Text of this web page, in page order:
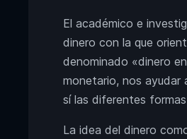
El académico e
dinero con la que
denominado «dinero
monetario, nos ayudar
sí las diferentes
La idea del dinero